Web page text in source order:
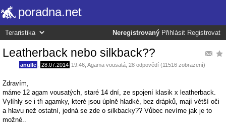
poradna.net
Neregistrovaný Přihlásit Registrovat
Leatherback nebo silkback??
anulle 28.07.2014 19:46 Agama vousatá , 28 odpovědí (11516 zobrazení)
Zdravím,
máme 12 agam vousatých, staré 14 dní, ze spojení klasik x leatherback.
Vylíhly se i tři agamky, které jsou úplně hladké, bez drápků, mají větší oči
a hlavu než ostatní, jedná se zde o silkbacky?? Vůbec nevíme jak je to
možné..